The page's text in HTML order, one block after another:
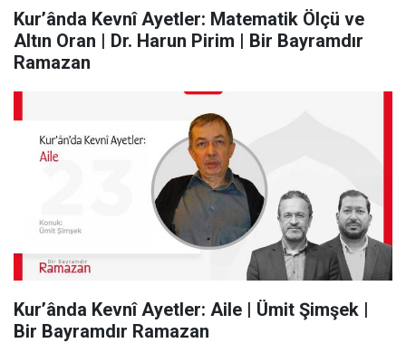
Kur’ânda Kevnî Ayetler: Matematik Ölçü ve
Altın Oran | Dr. Harun Pirim | Bir Bayramdır
Ramazan
Kur’ânda Kevnî Ayetler: Aile | Ümit Şimşek |
Bir Bayramdır Ramazan